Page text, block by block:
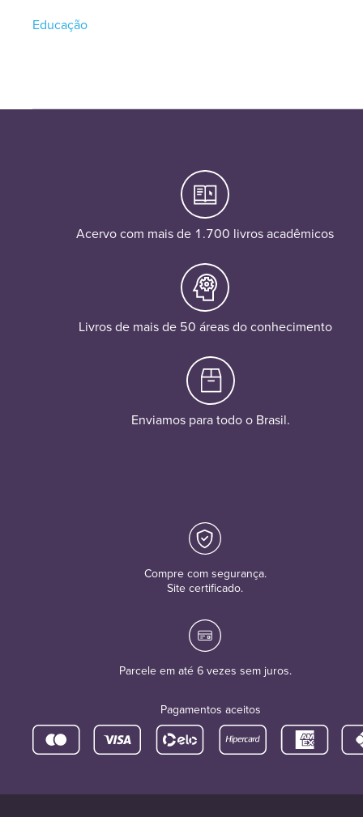
Educação
Acervo com mais de 1.700 livros acadêmicos
Livros de mais de 50 áreas do conhecimento
Enviamos para todo o Brasil.
Compre com segurança.
Site certificado.
Parcele em até 6 vezes sem juros.
Pagamentos aceitos